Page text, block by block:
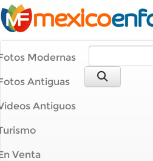
Modernas
Antiguas
Antiguos
Venta